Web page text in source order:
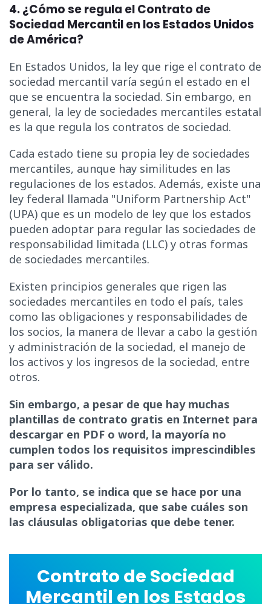
4. ¿Cómo se regula el Contrato de
Sociedad Mercantil en los Estados Unidos
de América?
En Estados Unidos, la ley que rige el contrato de
sociedad mercantil varía según el estado en el
que se encuentra la sociedad. Sin embargo, en
general, la ley de sociedades mercantiles estatal
es la que regula los contratos de sociedad.
Cada estado tiene su propia ley de sociedades
mercantiles, aunque hay similitudes en las
regulaciones de los estados. Además, existe una
ley federal llamada "Uniform Partnership Act"
(UPA) que es un modelo de ley que los estados
pueden adoptar para regular las sociedades de
responsabilidad limitada (LLC) y otras formas
de sociedades mercantiles.
Existen principios generales que rigen las
sociedades mercantiles en todo el país, tales
como las obligaciones y responsabilidades de
los socios, la manera de llevar a cabo la gestión
y administración de la sociedad, el manejo de
los activos y los ingresos de la sociedad, entre
otros.
Sin embargo, a pesar de que hay muchas
plantillas de contrato gratis en Internet para
descargar en PDF o word, la mayoría no
cumplen todos los requisitos imprescindibles
para ser válido.
Por lo tanto, se indica que se hace por una
empresa especializada, que sabe cuáles son
las cláusulas obligatorias que debe tener.
Contrato de Sociedad
Mercantil en los Estados